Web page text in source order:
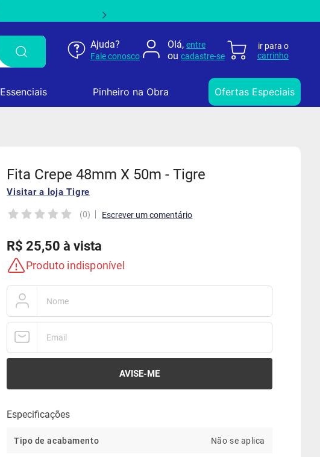
Ajuda?
Fale conosco
Olá, entre
ou cadastre-se
Essenciais Pinheiro na Obra Ofertas Especiais
Fita Crepe 48mm X 50m - Tigre
Visitar a lojaTigre
(0)
R$ 25,50 à vista
Especificações
Tipo de acabamento Não se aplica